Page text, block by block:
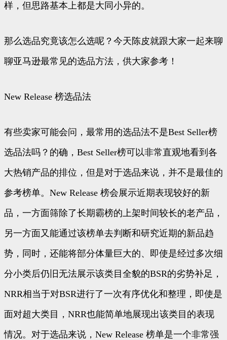
样，但思路基本上都是大同小异的。
那么选品究竟该怎么选呢？今天陈皮就跟大家一起来聊
聊亚马逊最常见的选品方法，供大家参考！
New Release 榜选品法
有些卖家可能会问，最常用的选品法不是Best Seller榜
选品法吗？的确，Best Seller榜可以非常直观地看到各
大热销产品的排位，但是对于选品来说，并不是最佳的
参考榜单。New Release 榜会展示近期表现较好的新
品，一方面筛除了长期霸榜的上架时间较长的老产品，
另一方面又能通过该榜单去判断和研究近期的新品趋
势，同时，还能将部分体量巨大的、即使是经过多次细
分小类后仍旧无法展示该类目全貌的BSR的劣势补足，
NRR相当于对BSR进行了一次有序优化和整理，即使是
面对超大类目，NRR也能简单地展现出该类目的表现
情况。对于选品来说，New Release 榜单是一个非常强